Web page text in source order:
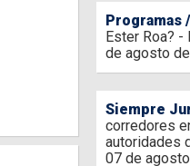
Programas
Ester Roa? -
de agosto
Siempre
corredores
autoridades
07 de